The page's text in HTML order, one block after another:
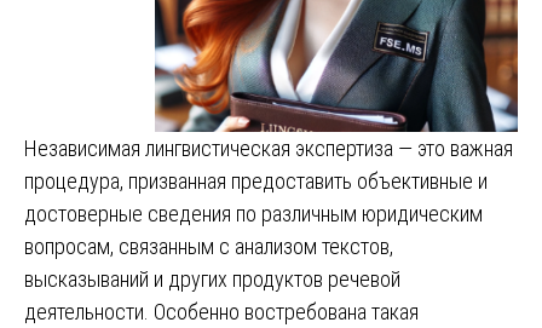
Независимая лингвистическая экспертиза — это важная
процедура, призванная предоставить объективные и
достоверные сведения по различным юридическим
вопросам, связанным с анализом текстов,
высказываний и других продуктов речевой
деятельности. Особенно востребована такая